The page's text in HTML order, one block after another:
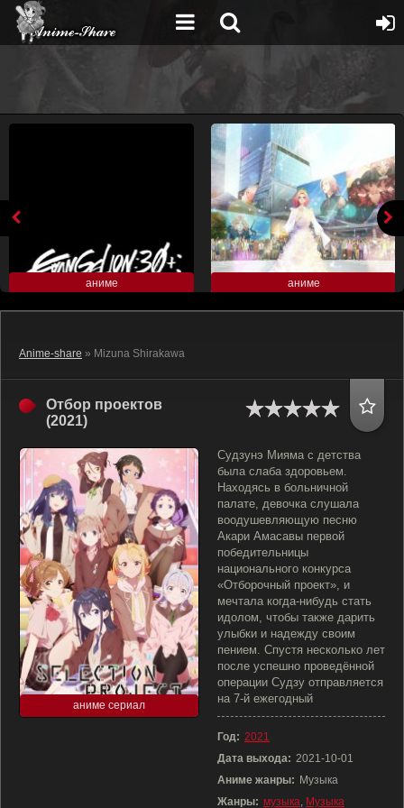
аниме аниме
Anime-share » Mizuna Shirakawa
Отбор проектов
(2021)
аниме сериал
Судзунэ Мияма с детства
была слаба здоровьем.
Находясь в больничной
палате, девочка слушала
воодушевляющую песню
Акари Амасавы первой
победительницы
национального конкурса
«Отборочный проект», и
мечтала когда-нибудь стать
идолом, чтобы также дарить
улыбки и надежду своим
пением. Спустя несколько лет
после успешно проведённой
операции Судзу отправляется
на 7-й ежегодный
Год: 2021
Дата выхода: 2021-10-01
Аниме жанры: Музыка
Жанры: музыка, Музыка